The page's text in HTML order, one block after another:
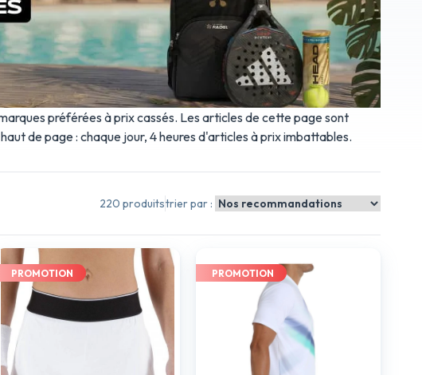
préférées à prix cassés. Les articles de cette page sont
de page : chaque jour, 4 heures d'articles à prix imbattables.
PROMOTION PROMOTION
220 produitstrier par :